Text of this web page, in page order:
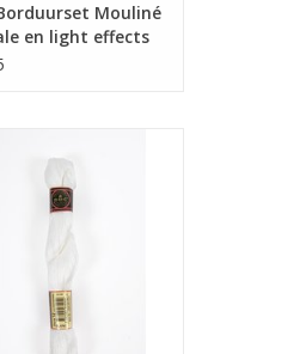
Mouliné
en light effects
nr.12 25gr. wit
AAN WINKELWAGEN